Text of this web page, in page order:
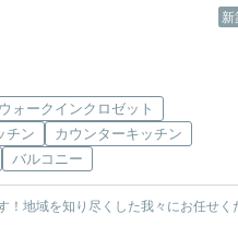
新
ウォークインクロゼット
チン
カウンターキッチン
バルコニー
！地域を知り尽くした我々にお任せく